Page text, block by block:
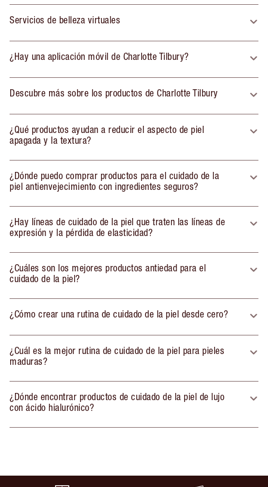
Servicios de belleza virtuales
¿Hay una aplicación móvil de Charlotte Tilbury?
Descubre más sobre los productos de Charlotte Tilbury
¿Qué productos ayudan a reducir el aspecto de piel
apagada y la textura?
¿Dónde puedo comprar productos para el cuidado de la
piel antienvejecimiento con ingredientes seguros?
¿Hay líneas de cuidado de la piel que traten las líneas de
expresión y la pérdida de elasticidad?
¿Cuáles son los mejores productos antiedad para el
cuidado de la piel?
¿Cómo crear una rutina de cuidado de la piel desde cero?
¿Cuál es la mejor rutina de cuidado de la piel para pieles
maduras?
¿Dónde encontrar productos de cuidado de la piel de lujo
con ácido hialurónico?